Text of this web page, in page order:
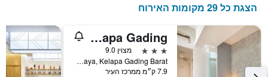
הצגת כל 29 מקומות האירוח
1o1 Urban Jakarta Kelapa Gading
3 כוכבים
מצוין 9.0
Jl. Boulevard Bukit Gading Raya, Kelapa Gading Barat, ג'קרטה, אינדונזיה
7.9 ק״מ ממרכז העיר